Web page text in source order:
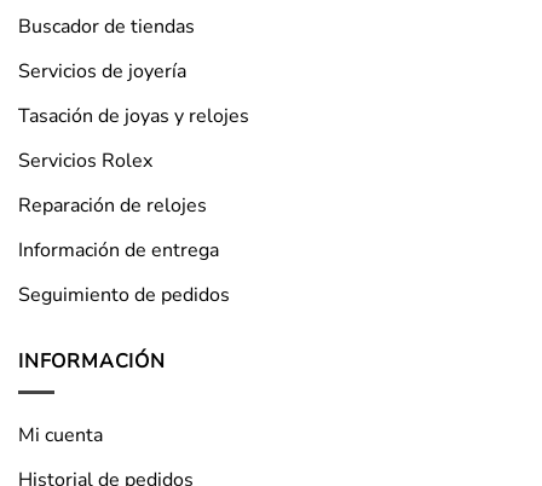
Buscador de tiendas
Servicios de joyería
Tasación de joyas y relojes
Servicios Rolex
Reparación de relojes
Información de entrega
Seguimiento de pedidos
INFORMACIÓN
Mi cuenta
Historial de pedidos